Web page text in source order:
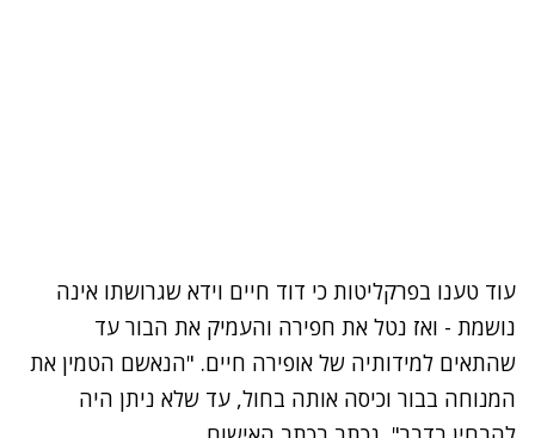
עוד טענו בפרקליטות כי דוד חיים וידא שגרושתו אינה
נושמת - ואז נטל את חפירה והעמיק את הבור עד
שהתאים למידותיה של אופירה חיים. "הנאשם הטמין את
המנוחה בבור וכיסה אותה בחול, עד שלא ניתן היה